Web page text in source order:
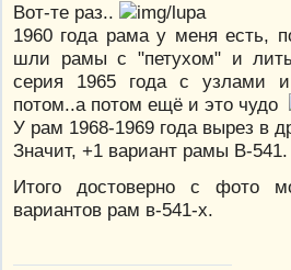
Вот-те раз..
1960 года рама у меня есть,
шли рамы с "петухом" и
серия 1965 года с узлами
потом..а потом ещё и это чудо
У рам 1968-1969 года вырез в
Значит, +1 вариант рамы В-541.
Итого достоверно с фото
вариантов рам в-541-х.